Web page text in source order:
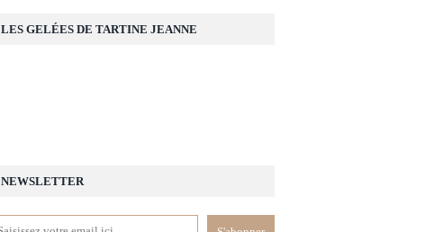
NEWSLETTER
LES GELÉES DE TARTINE JEANNE